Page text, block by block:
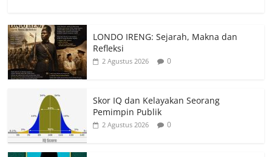
LONDO IRENG: Sejarah, Makna dan
Refleksi
2 Agustus 2026 0
Skor IQ dan Kelayakan Seorang
Pemimpin Publik
2 Agustus 2026 0